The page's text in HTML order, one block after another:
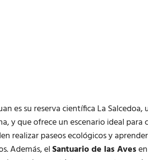
es su reserva científica La
y que ofrece un escenario ideal para
realizar paseos ecológicos y
Además, elSantuario de las Aves